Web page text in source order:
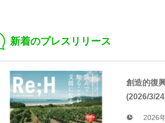
新着のプレスリリース
創造的復
(2026/3/
2026